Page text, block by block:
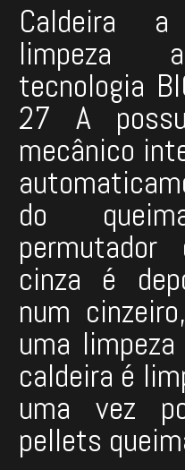
Caldeira
limpeza
tecnologia
27 A
mecânico
do
cinza é
num
uma
caldeira é
uma vez
pellets